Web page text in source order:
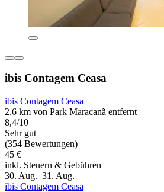
ibis Contagem Ceasa
ibis Contagem Ceasa
2,6 km von Park Maracanã entfernt
8,4/10
Sehr gut
(354 Bewertungen)
45 €
inkl. Steuern & Gebühren
30. Aug.–31. Aug.
ibis Contagem Ceasa